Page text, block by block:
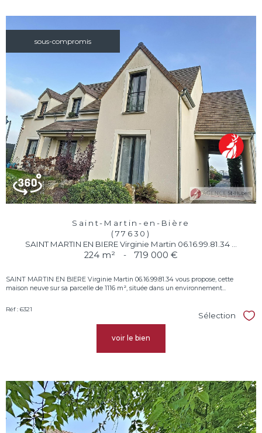
sous-compromis
Saint-Martin-en-Bière
(77630)
SAINT MARTIN EN BIERE Virginie Martin 06.16.99.81.34 ...
224 m² - 719 000 €
SAINT MARTIN EN BIERE Virginie Martin 06.16.99.81.34 vous propose, cette
maison neuve sur sa parcelle de 1116 m², située dans un environnement...
Réf : 6321
Sélection
voir le bien